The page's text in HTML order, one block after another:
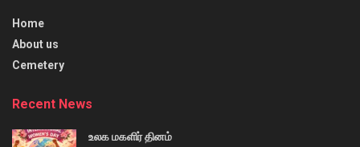
Home
About us
Cemetery
Recent News
உலக மகளிர் தினம்